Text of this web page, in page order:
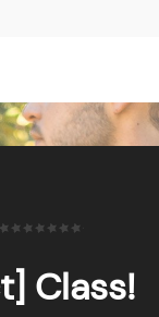
Class!